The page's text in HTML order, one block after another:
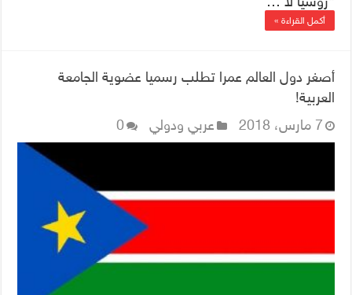
أكمل القراءة »
أصغر دول العالم عمرا تطلب رسميا عضوية الجامعة
العربية!
7 مارس، 2018
عربي ودولي 0